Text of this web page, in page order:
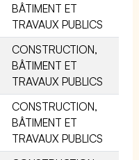
BÂTIMENT ET
TRAVAUX PUBLICS
CONSTRUCTION,
BÂTIMENT ET
TRAVAUX PUBLICS
CONSTRUCTION,
BÂTIMENT ET
TRAVAUX PUBLICS